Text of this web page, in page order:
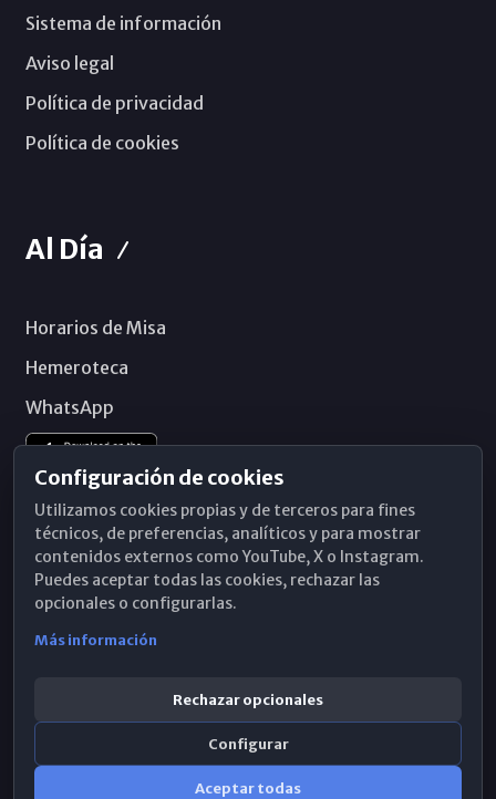
Sistema de información
Aviso legal
Política de privacidad
Política de cookies
Al Día
Horarios de Misa
Hemeroteca
WhatsApp
Configuración de cookies
Utilizamos cookies propias y de terceros para fines
técnicos, de preferencias, analíticos y para mostrar
contenidos externos como YouTube, X o Instagram.
Puedes aceptar todas las cookies, rechazar las
opcionales o configurarlas.
Más información
Rechazar opcionales
Configurar
Aceptar todas